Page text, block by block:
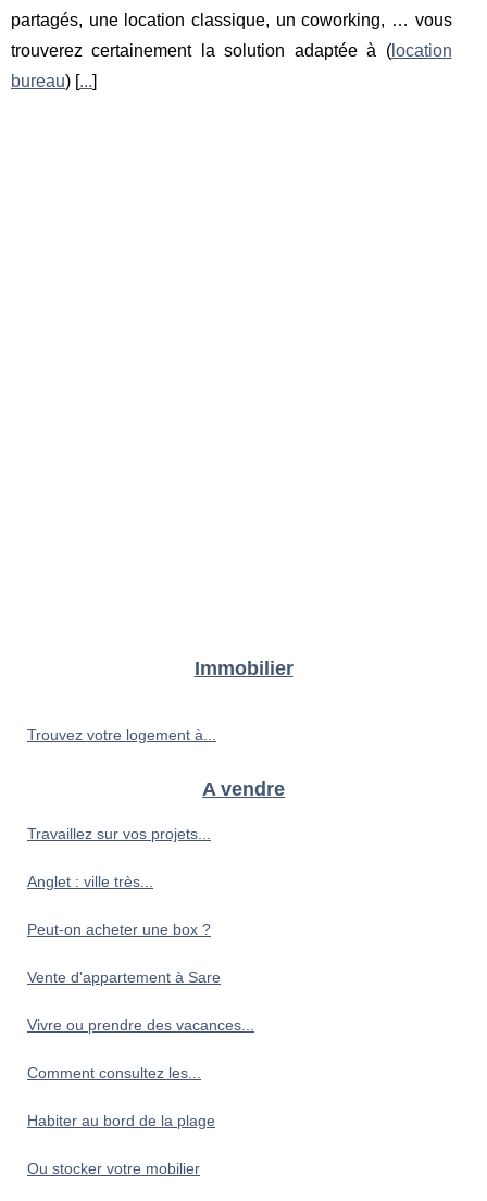
partagés, une location classique, un coworking, … vous
trouverez certainement la solution adaptée à (location
bureau) [...]
Immobilier
Trouvez votre logement à...
A vendre
Travaillez sur vos projets...
Anglet : ville très...
Peut-on acheter une box ?
Vente d'appartement à Sare
Vivre ou prendre des vacances...
Comment consultez les...
Habiter au bord de la plage
Ou stocker votre mobilier